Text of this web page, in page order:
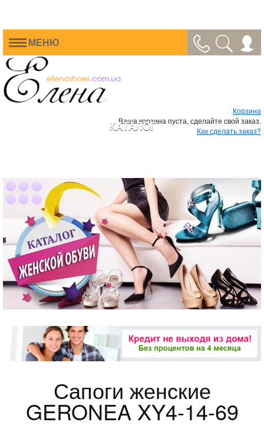
МЕНЮ
Корзина
Ваша корзина пуста, сделайте свой заказ.
Как сделать заказ?
КАТАЛОГ
Сапоги женские
GERONEA XY4-14-69